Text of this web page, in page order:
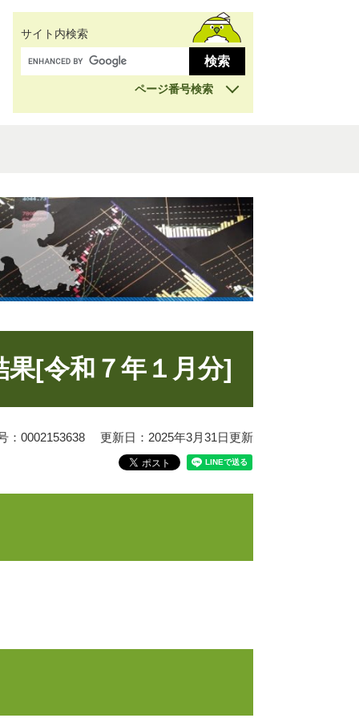
サイト内検索
ページ番号検索
果[令和７年１月分]
：0002153638 更新日：2025年3月31日更新